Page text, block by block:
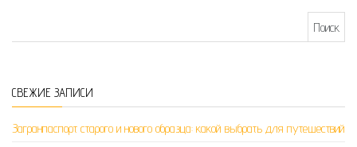
СВЕЖИЕ ЗАПИСИ
Загранпаспорт старого и нового образца: какой выбрать для путешествий